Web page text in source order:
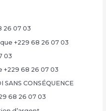
26 07 03
+229 68 26 07 03
03
68 26 07 03
SANS CONSÉQUENCE
68 26 07 03